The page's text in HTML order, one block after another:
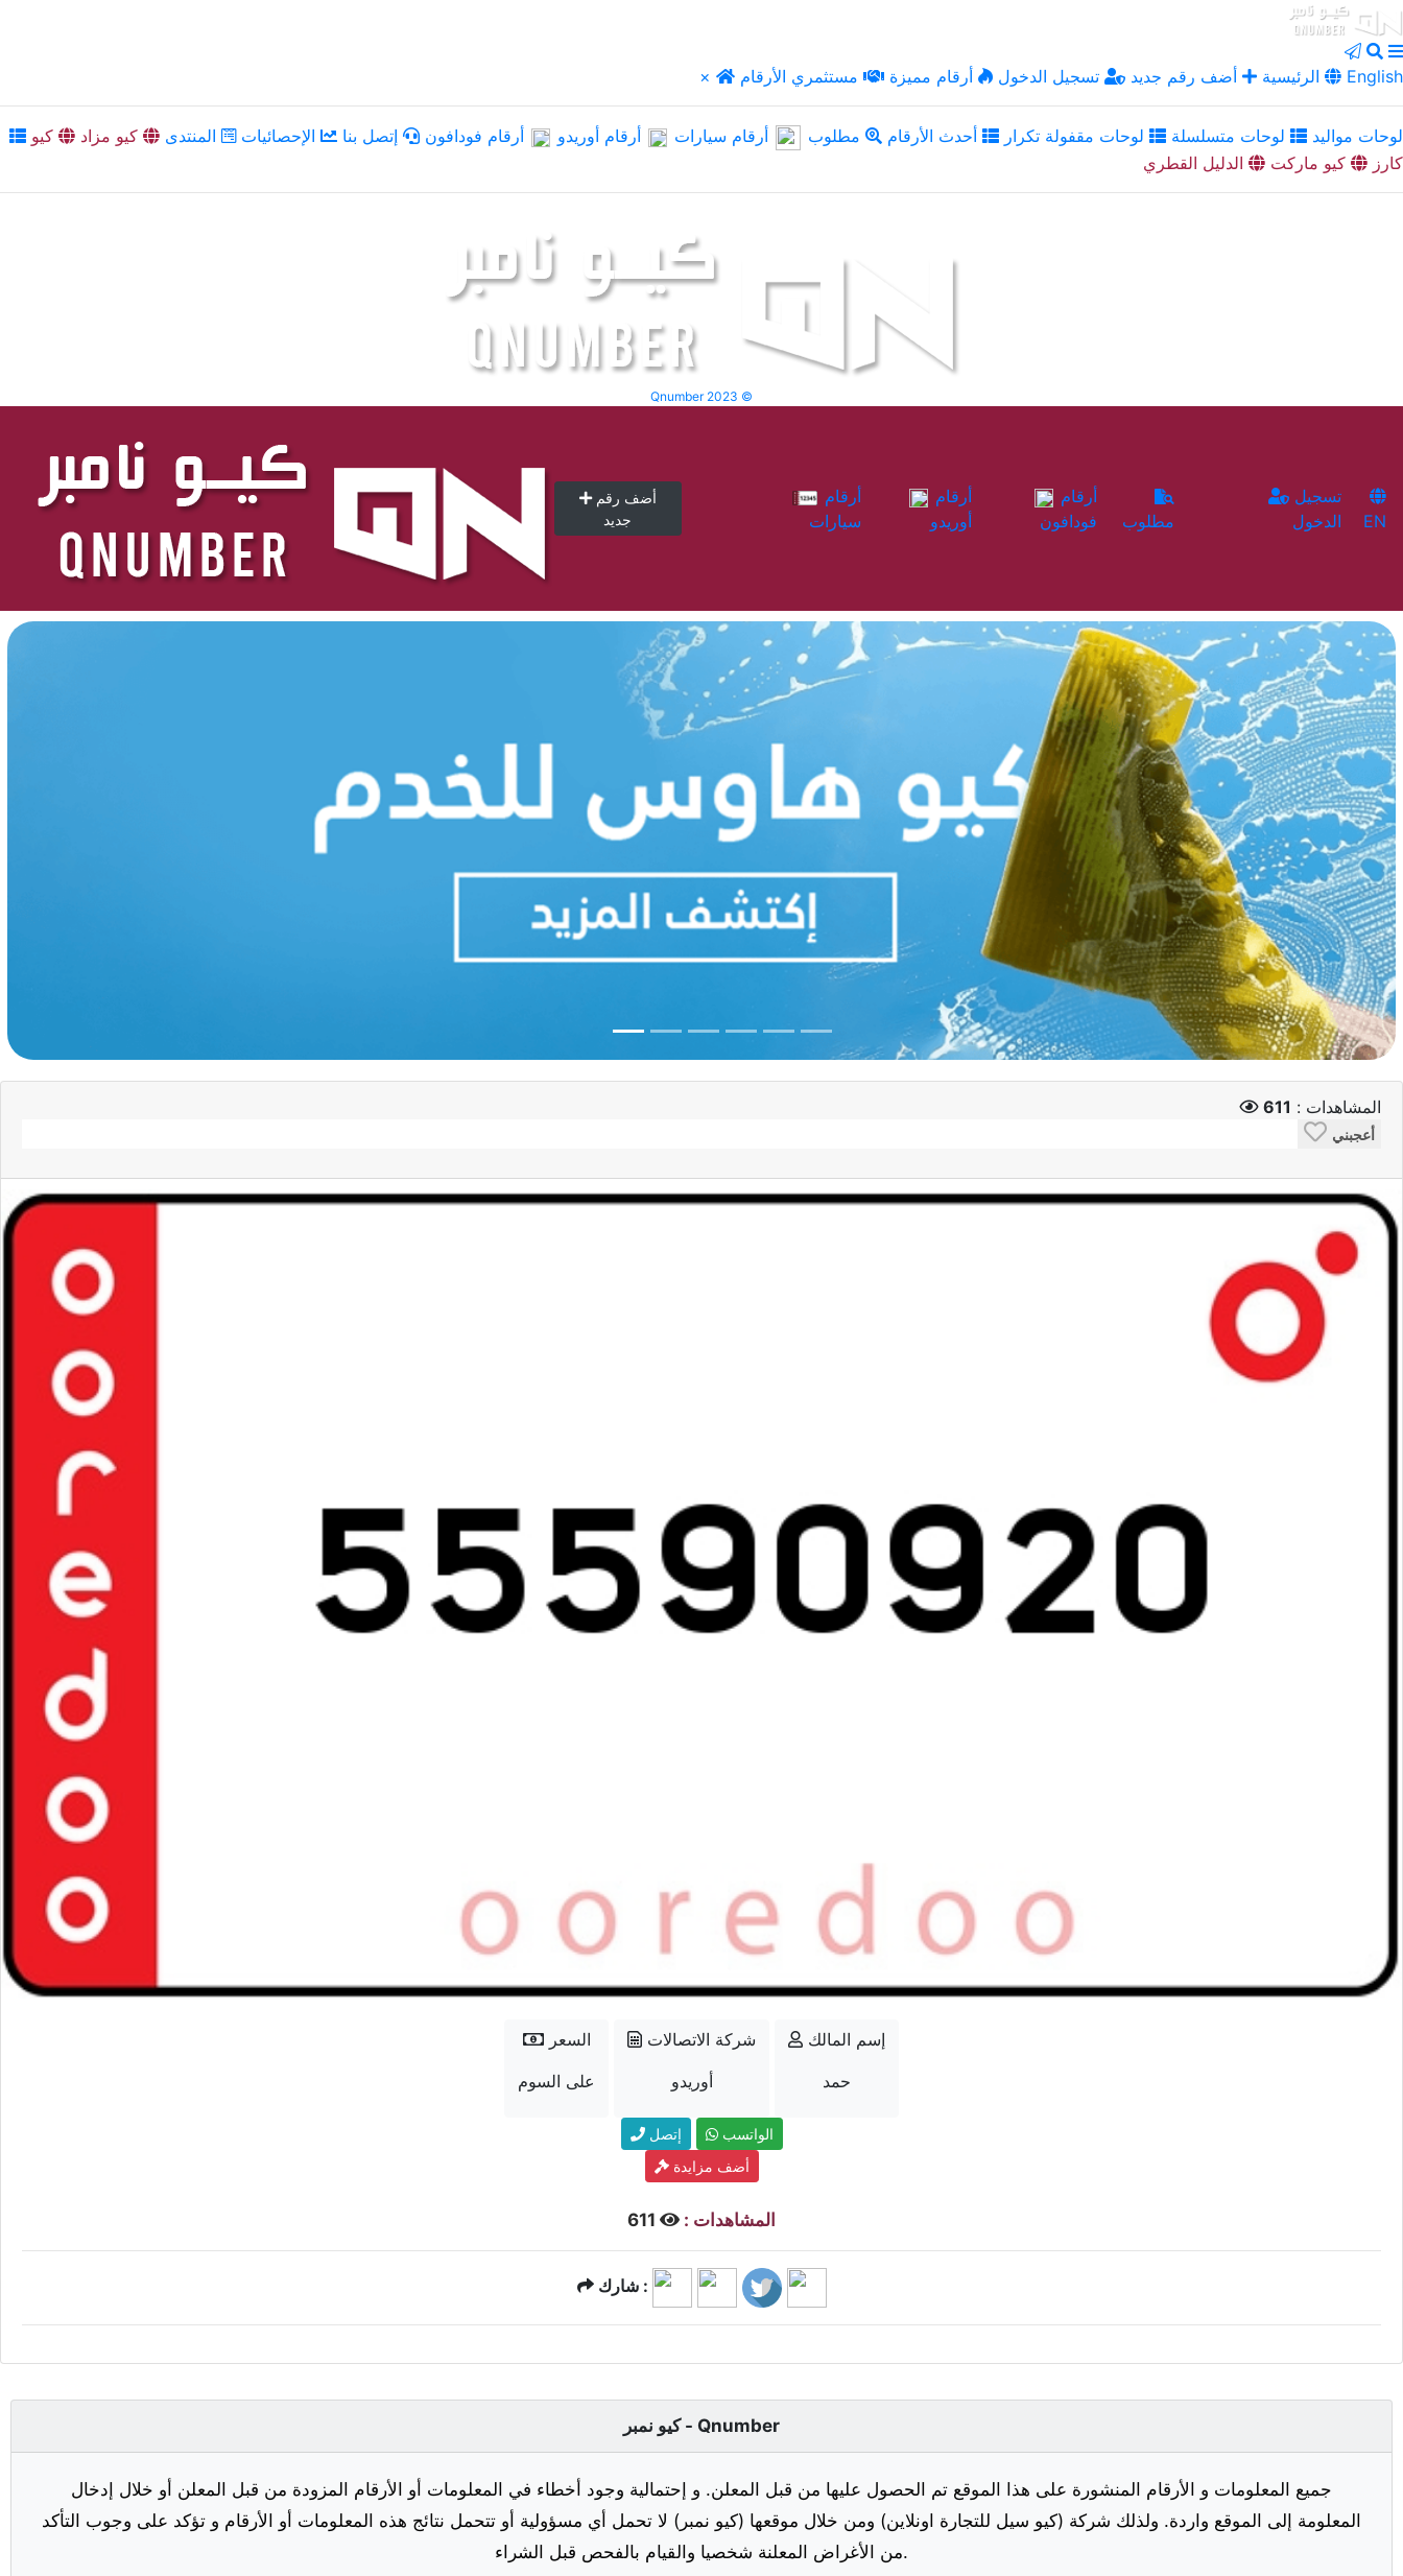
× الرئيسية أضف رقم جديد تسجيل الدخول أرقام مميزة مستثمري الأرقام English
لوحات مواليد لوحات متسلسلة لوحات مقفولة تكرار أحدث الأرقام مطلوب أرقام سيارات أرقام أوريدو أرقام فودافون إتصل بنا الإحصائيات المنتدى كيو مزاد
كيو
كارز
كيو ماركت الدليل القطري
Qnumber 2023 ©
أضف رقم
جديد
سيارات
أوريدو
فودافون
مطلوب
الدخول
EN
المشاهدات : 611
أعجبني
السعر
على السوم
شركة الاتصالات
أوريدو
إسم المالك
حمد
إتصل
الواتسب
أضف مزايدة
المشاهدات :
شارك :
كيو نمبر - Qnumber
جميع المعلومات و الأرقام المنشورة على هذا الموقع تم الحصول عليها من قبل المعلن. و إحتمالية وجود أخطاء في المعلومات أو الأرقام المزودة من قبل المعلن أو خلال إدخال
المعلومة إلى الموقع واردة. ولذلك شركة (كيو سيل للتجارة اونلاين) ومن خلال موقعها (كيو نمبر) لا تحمل أي مسؤولية أو تتحمل نتائج هذه المعلومات أو الأرقام و تؤكد على وجوب التأكد
من الأغراض المعلنة شخصيا والقيام بالفحص قبل الشراء.